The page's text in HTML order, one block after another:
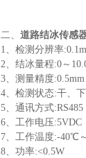
二、 道路结冰传感
1、检测分辨率
2、结冰量程:0～
3、测量精度:0.5mm
4、检测状态:干、
5、通讯方式:RS485
6、工作电压:5VDC
7、工作温度:-40℃
8、功率:<0.5W